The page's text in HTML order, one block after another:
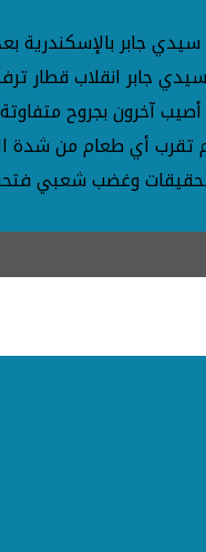
جابر
جابر انقلاب
أصيب آخرون بجروح
تقرب أي طعام من شدة
وغضب شعبي فتحت